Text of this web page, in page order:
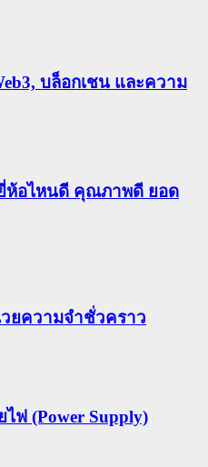
บล็อกเชน และความ
ห้อไหนดี คุณภาพดี ยอด
ยความจำชั่วคราว
ไฟ (Power Supply)